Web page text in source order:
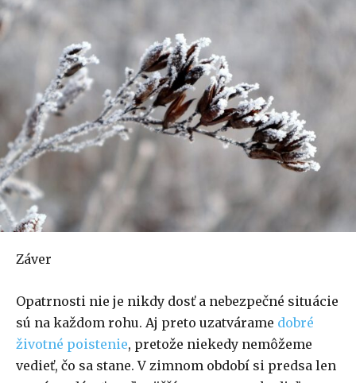
Záver
Opatrnosti nie je nikdy dosť a nebezpečné situácie
sú na každom rohu. Aj preto uzatvárame dobré
životné poistenie, pretože niekedy nemôžeme
vedieť, čo sa stane. V zimnom období si predsa len